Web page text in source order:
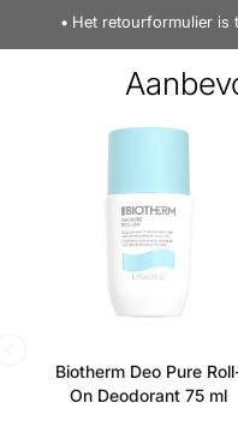
heerlijke geur die
Vind meer van deze
Het retourformulier is
Biotherm Deo Pure
On Deodorant 75 ml